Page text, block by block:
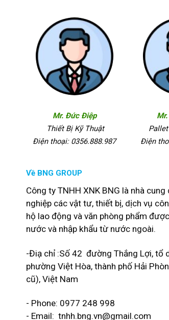
Mr. Đức Điệp
Thiết Bị Kỹ Thuật
Điện thoại: 0356.888.987
Điện
Về BNG GROUP
Công ty TNHH XNK BNG là nhà cung
nghiệp các vật tư, thiết bị, dịch vụ
hộ lao động và văn phòng phẩm
nước và nhập khẩu từ nước ngoài.
-Điạ chỉ :Số 42 đường Thắng Lợi, tổ
phường Việt Hòa, thành phố Hải
cũ), Việt Nam
- Phone: 0977 248 998
- Email: tnhh.bng.vn@gmail.com